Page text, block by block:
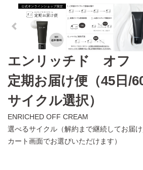
エンリッチド オフ
定期お届け便（45日/
サイクル選択）
ENRICHED OFF CREAM
選べるサイクル（解約まで継続してお届け
カート画面でお選びいただけます）